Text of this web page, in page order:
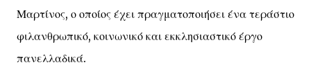
Μαρτίνος, ο οποίος έχει πραγματοποιήσει ένα τεράστιο
φιλανθρωπικό, κοινωνικό και εκκλησιαστικό έργο
πανελλαδικά.